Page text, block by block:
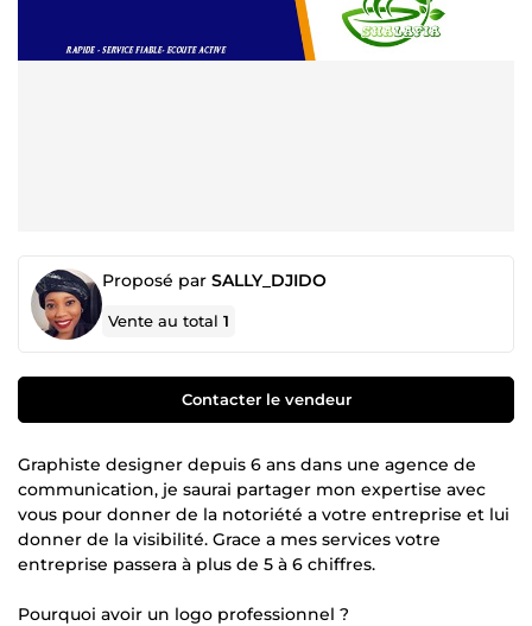
Proposé par SALLY_DJIDO
Vente au total1
Contacter le vendeur
Graphiste designer depuis 6 ans dans une agence de
communication, je saurai partager mon expertise avec
vous pour donner de la notoriété a votre entreprise et lui
donner de la visibilité. Grace a mes services votre
entreprise passera à plus de 5 à 6 chiffres.
Pourquoi avoir un logo professionnel ?